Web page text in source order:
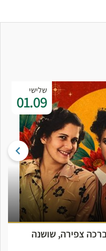
שלישי
01.09
צפירה, שושנה